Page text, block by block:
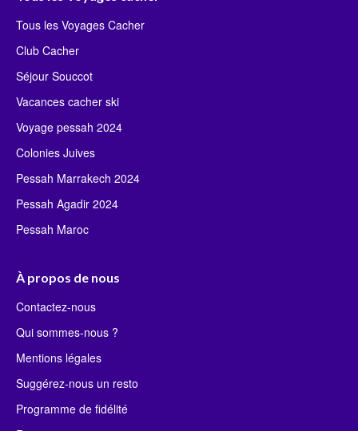
Tous les Voyages Cacher
Club Cacher
Séjour Souccot
Vacances cacher ski
Voyage pessah 2024
Colonies Juives
Pessah Marrakech 2024
Pessah Agadir 2024
Pessah Maroc
À propos de nous
Contactez-nous
Qui sommes-nous ?
Mentions légales
Suggérez-nous un resto
Programme de fidélité